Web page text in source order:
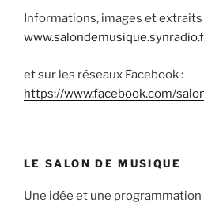
Informations, images et extraits
et sur les réseaux Facebook :
https://www.facebook.com/
LE SALON DE MUSIQUE
Une idée et une programmation